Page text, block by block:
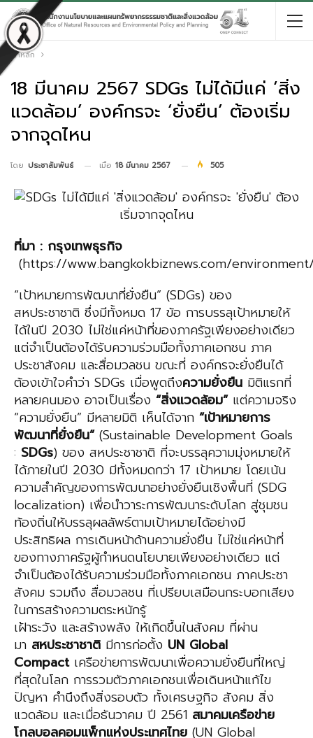
หน้าหลัก
18 มีนาคม 2567 SDGs ไม่ได้มีแค่ ‘สิ่ง
แวดล้อม’ องค์กรจะ ‘ยั่งยืน’ ต้องเริ่ม
จากจุดไหน
โดย ประชาสัมพันธ์ เมื่อ 18 มีนาคม 2567 505
ที่มา : กรุงเทพธุรกิจ
(https://www.bangkokbiznews.com/environment/
“เป้าหมายการพัฒนาที่ยั่งยืน” (SDGs) ของ
สหประชาชาติ ซึ่งมีทั้งหมด 17 ข้อ การบรรลุเป้าหมายให้
ได้ในปี 2030 ไม่ใช่แค่หน้าที่ของภาครัฐเพียงอย่างเดียว
แต่จำเป็นต้องได้รับความร่วมมือทั้งภาคเอกชน ภาค
ประชาสังคม และสื่อมวลชน ขณะที่ องค์กรจะยั่งยืนได้
ต้องเข้าใจคำว่า SDGs เมื่อพูดถึงความยั่งยืน มิติแรกที่
หลายคนมอง อาจเป็นเรื่อง “สิ่งแวดล้อม”แต่ความจริง
“ความยั่งยืน” มีหลายมิติ เห็นได้จาก “เป้าหมายการ
พัฒนาที่ยั่งยืน”(Sustainable Development Goals
: SDGs) ของ สหประชาชาติ ที่จะบรรลุความมุ่งหมายให้
ได้ภายในปี 2030 มีทั้งหมดกว่า 17 เป้าหมาย โดยเน้น
ความสำคัญของการพัฒนาอย่างยั่งยืนเชิงพื้นที่ (SDG
localization) เพื่อนำวาระการพัฒนาระดับโลก สู่ชุมชน
ท้องถิ่นให้บรรลุผลลัพธ์ตามเป้าหมายได้อย่างมี
ประสิทธิผล การเดินหน้าด้านความยั่งยืน ไม่ใช่แค่หน้าที่
ของทางภาครัฐผู้กำหนดนโยบายเพียงอย่างเดียว แต่
จำเป็นต้องได้รับความร่วมมือทั้งภาคเอกชน ภาคประชา
สังคม รวมถึง สื่อมวลชน ที่เปรียบเสมือนกระบอกเสียง
ในการสร้างความตระหนักรู้
เฝ้าระวัง และสร้างพลัง ให้เกิดขึ้นในสังคม ที่ผ่าน
มา สหประชาชาติ มีการก่อตั้ง UN Global
Compact เครือข่ายการพัฒนาเพื่อความยั่งยืนที่ใหญ่
ที่สุดในโลก การรวมตัวภาคเอกชนเพื่อเดินหน้าแก้ไข
ปัญหา คำนึงถึงสิ่งรอบตัว ทั้งเศรษฐกิจ สังคม สิ่ง
แวดล้อม และเมื่อธันวาคม ปี 2561 สมาคมเครือข่าย
โกลบอลคอมแพ็กแห่งประเทศไทย (UN Global